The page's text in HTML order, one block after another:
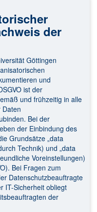
der
Göttingen
und
ist der
und frühzeitig in alle
Daten
Bei der
der Einbindung des
Grundsätze „data
Technik) und „data
Voreinstellungen)
Bei Fragen zum
Datenschutzbeauftragte
IT-Sicherheit obliegt
der